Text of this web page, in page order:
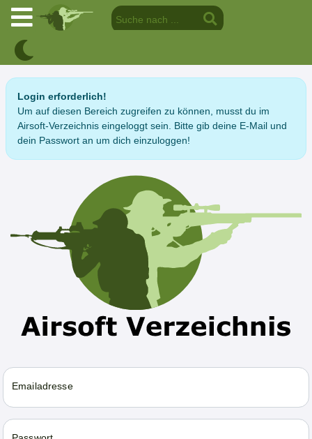
Login erforderlich!
Um auf diesen Bereich zugreifen zu können, musst du im
Airsoft-Verzeichnis eingeloggt sein. Bitte gib deine E-Mail und
dein Passwort an um dich einzuloggen!
Emailadresse